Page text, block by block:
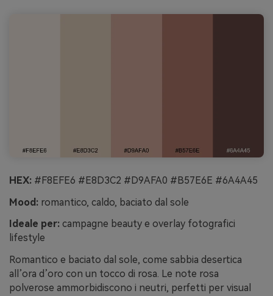
HEX: #F8EFE6 #E8D3C2 #D9AFA0 #B57E6E #6A4A45
Mood: romantico, caldo, baciato dal sole
Ideale per: campagne beauty e overlay fotografici
lifestyle
Romantico e baciato dal sole, come sabbia desertica
all’ora d’oro con un tocco di rosa. Le note rosa
polverose ammorbidiscono i neutri, perfetti per visual